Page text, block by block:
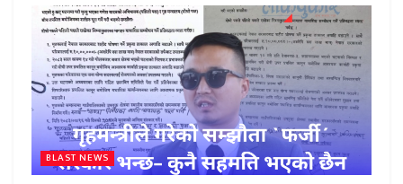
BLAST NEWS